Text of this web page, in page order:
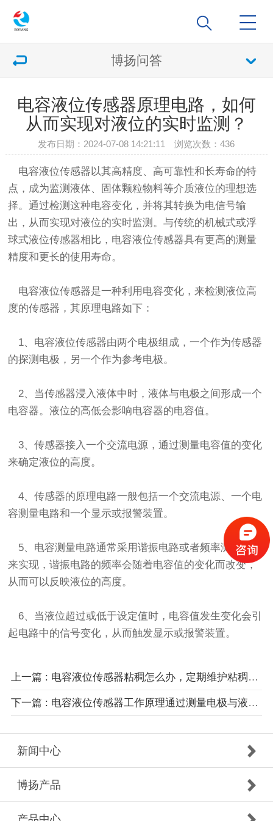
博扬问答
电容液位传感器原理电路，如何
从而实现对液位的实时监测？
发布日期：2024-07-08 14:21:11 浏览次数：436
电容液位传感器以其高精度、高可靠性和长寿命的特
点，成为监测液体、固体颗粒物料等介质液位的理想选
择。通过检测这种电容变化，并将其转换为电信号输
出，从而实现对液位的实时监测。与传统的机械式或浮
球式液位传感器相比，电容液位传感器具有更高的测量
精度和更长的使用寿命。
电容液位传感器是一种利用电容变化，来检测液位高
度的传感器，其原理电路如下：
1、电容液位传感器由两个电极组成，一个作为传感器
的探测电极，另一个作为参考电极。
2、当传感器浸入液体中时，液体与电极之间形成一个
电容器。液位的高低会影响电容器的电容值。
3、传感器接入一个交流电源，通过测量电容值的变化
来确定液位的高度。
4、传感器的原理电路一般包括一个交流电源、一个电
容测量电路和一个显示或报警装置。
5、电容测量电路通常采用谐振电路或者频率测量电路
来实现，谐振电路的频率会随着电容值的变化而改变，
从而可以反映液位的高度。
6、当液位超过或低于设定值时，电容值发生变化会引
起电路中的信号变化，从而触发显示或报警装置。
上一篇 : 电容液位传感器粘稠怎么办，定期维护粘稠的处理方法？
下一篇 : 电容液位传感器工作原理通过测量电极与液体之间的电容变化
新闻中心
博扬产品